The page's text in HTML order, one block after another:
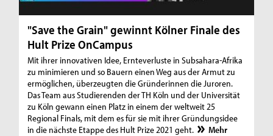
"Save the Grain" gewinnt Kölner Finale des
Hult Prize OnCampus
Mit ihrer innovativen Idee, Ernteverluste in Subsahara-Afrika
zu minimieren und so Bauern einen Weg aus der Armut zu
ermöglichen, überzeugten die Gründerinnen die Juroren.
Das Team aus Studierenden der TH Köln und der Universität
zu Köln gewann einen Platz in einem der weltweit 25
Regional Finals, mit dem es für sie mit ihrer Gründungsidee
in die nächste Etappe des Hult Prize 2021 geht.
Mehr